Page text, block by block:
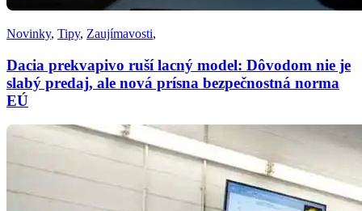
Novinky, Tipy, Zaujímavosti,
Dacia prekvapivo ruší lacný model: Dôvodom nie je
slabý predaj, ale nová prísna bezpečnostná norma
EÚ